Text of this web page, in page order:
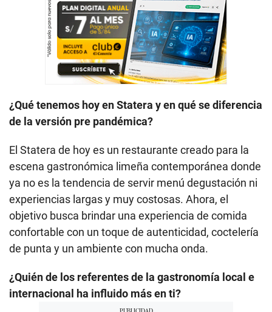
¿Qué tenemos hoy en Statera y en qué se diferencia
de la versión pre pandémica?
El Statera de hoy es un restaurante creado para la
escena gastronómica limeña contemporánea donde
ya no es la tendencia de servir menú degustación ni
experiencias largas y muy costosas. Ahora, el
objetivo busca brindar una experiencia de comida
confortable con un toque de autenticidad, coctelería
de punta y un ambiente con mucha onda.
¿Quién de los referentes de la gastronomía local e
internacional ha influido más en ti?